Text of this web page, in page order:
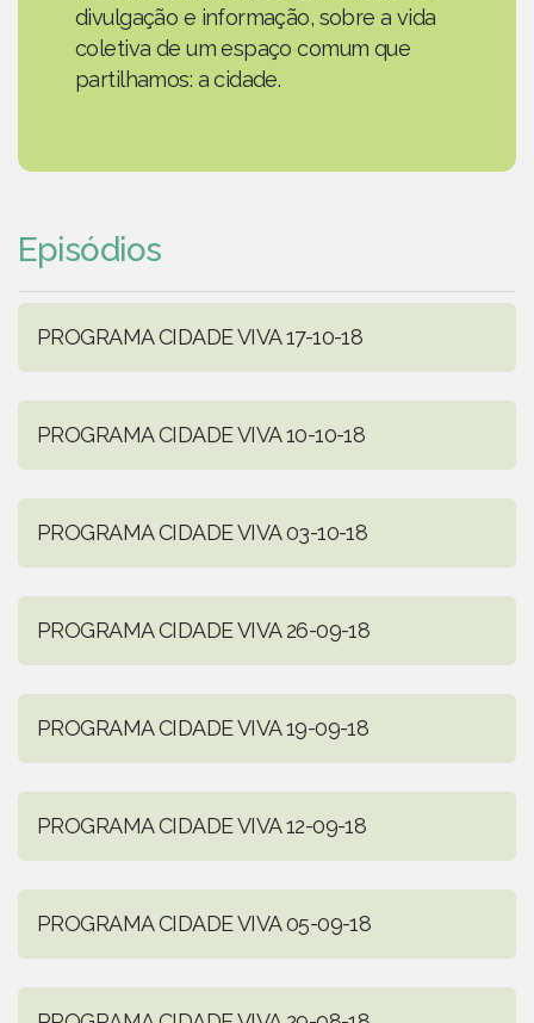
divulgação e informação, sobre a vida
coletiva de um espaço comum que
partilhamos: a cidade.
Episódios
PROGRAMA CIDADE VIVA 17-10-18
PROGRAMA CIDADE VIVA 10-10-18
PROGRAMA CIDADE VIVA 03-10-18
PROGRAMA CIDADE VIVA 26-09-18
PROGRAMA CIDADE VIVA 19-09-18
PROGRAMA CIDADE VIVA 12-09-18
PROGRAMA CIDADE VIVA 05-09-18